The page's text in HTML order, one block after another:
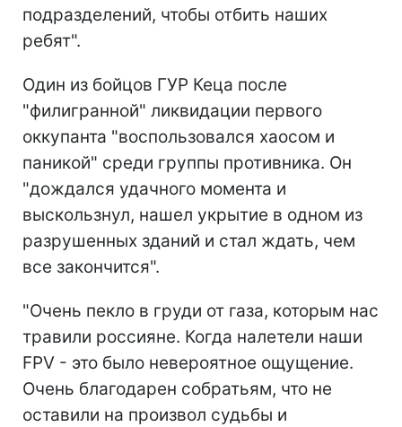
подразделений, чтобы отбить наших
ребят".
Один из бойцов ГУР Кеца после
"филигранной" ликвидации первого
оккупанта "воспользовался хаосом и
паникой" среди группы противника. Он
"дождался удачного момента и
выскользнул, нашел укрытие в одном из
разрушенных зданий и стал ждать, чем
все закончится".
"Очень пекло в груди от газа, которым нас
травили россияне. Когда налетели наши
FPV - это было невероятное ощущение.
Очень благодарен собратьям, что не
оставили на произвол судьбы и